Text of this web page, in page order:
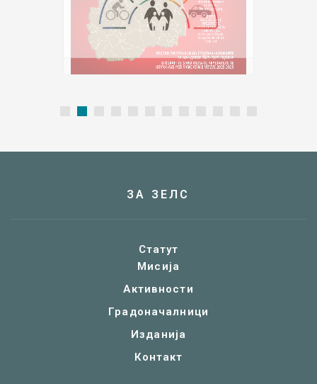
ЗА ЗЕЛС
Статут
Мисија
Активности
Градоначалници
Изданија
Контакт